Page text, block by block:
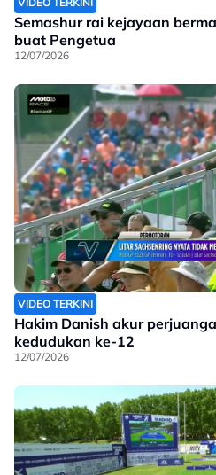
Semashur rai kejayaan
buat Pengetua
12/07/2026
VIDEO TERKINI
Hakim Danish akur
kedudukan ke-12
12/07/2026